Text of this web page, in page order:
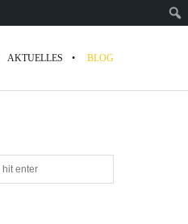
AKTUELLES BLOG